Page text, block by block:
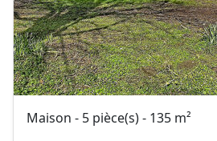
Maison - 5 pièce(s) - 135 m²